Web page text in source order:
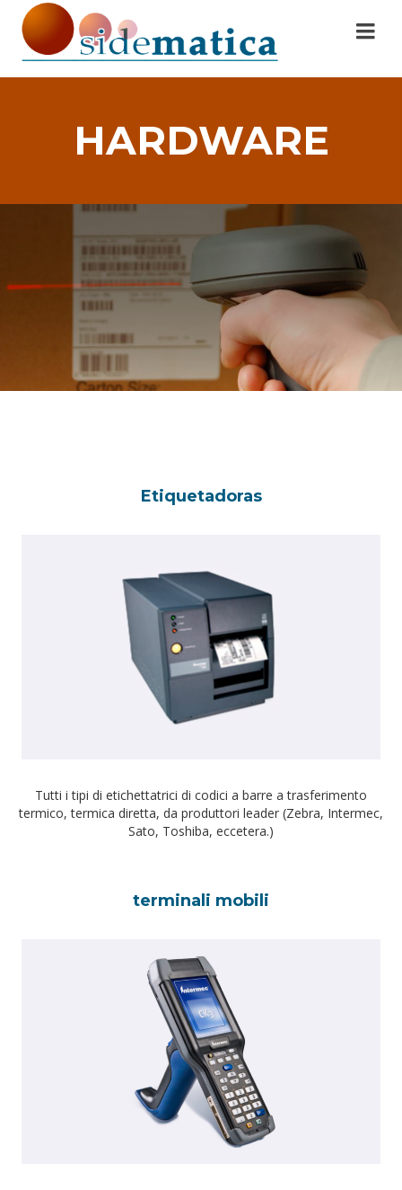
HARDWARE
Etiquetadoras
Tutti i tipi di etichettatrici di codici a barre a trasferimento
termico, termica diretta, da produttori leader (Zebra, Intermec,
Sato, Toshiba, eccetera.)
terminali mobili